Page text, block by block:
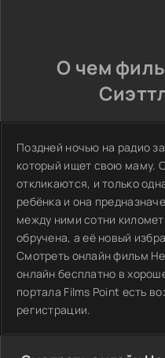
О чем
Поздней ночью на радио
который ищет свою маму.
откликаются, и только
ребёнка и она
между ними сотни
обручена, а её новый
Смотреть онлайн фильм
онлайн бесплатно в
портала Films Point есть
регистрации.